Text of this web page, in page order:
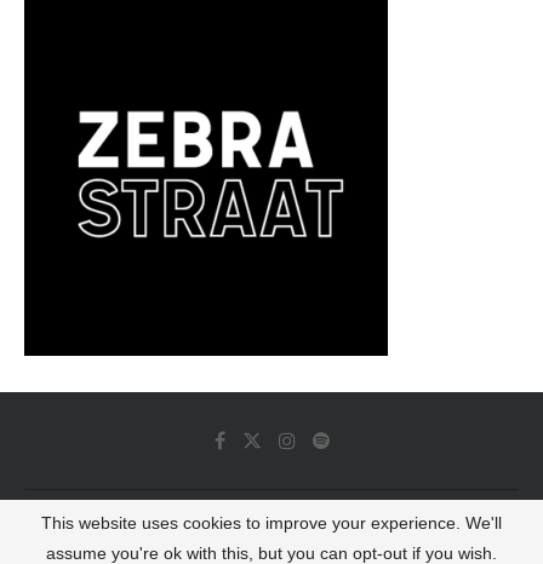
© 2022 - Luminous Dash All Rights Reserved
This website uses cookies to improve your experience. We'll
assume you're ok with this, but you can opt-out if you wish.